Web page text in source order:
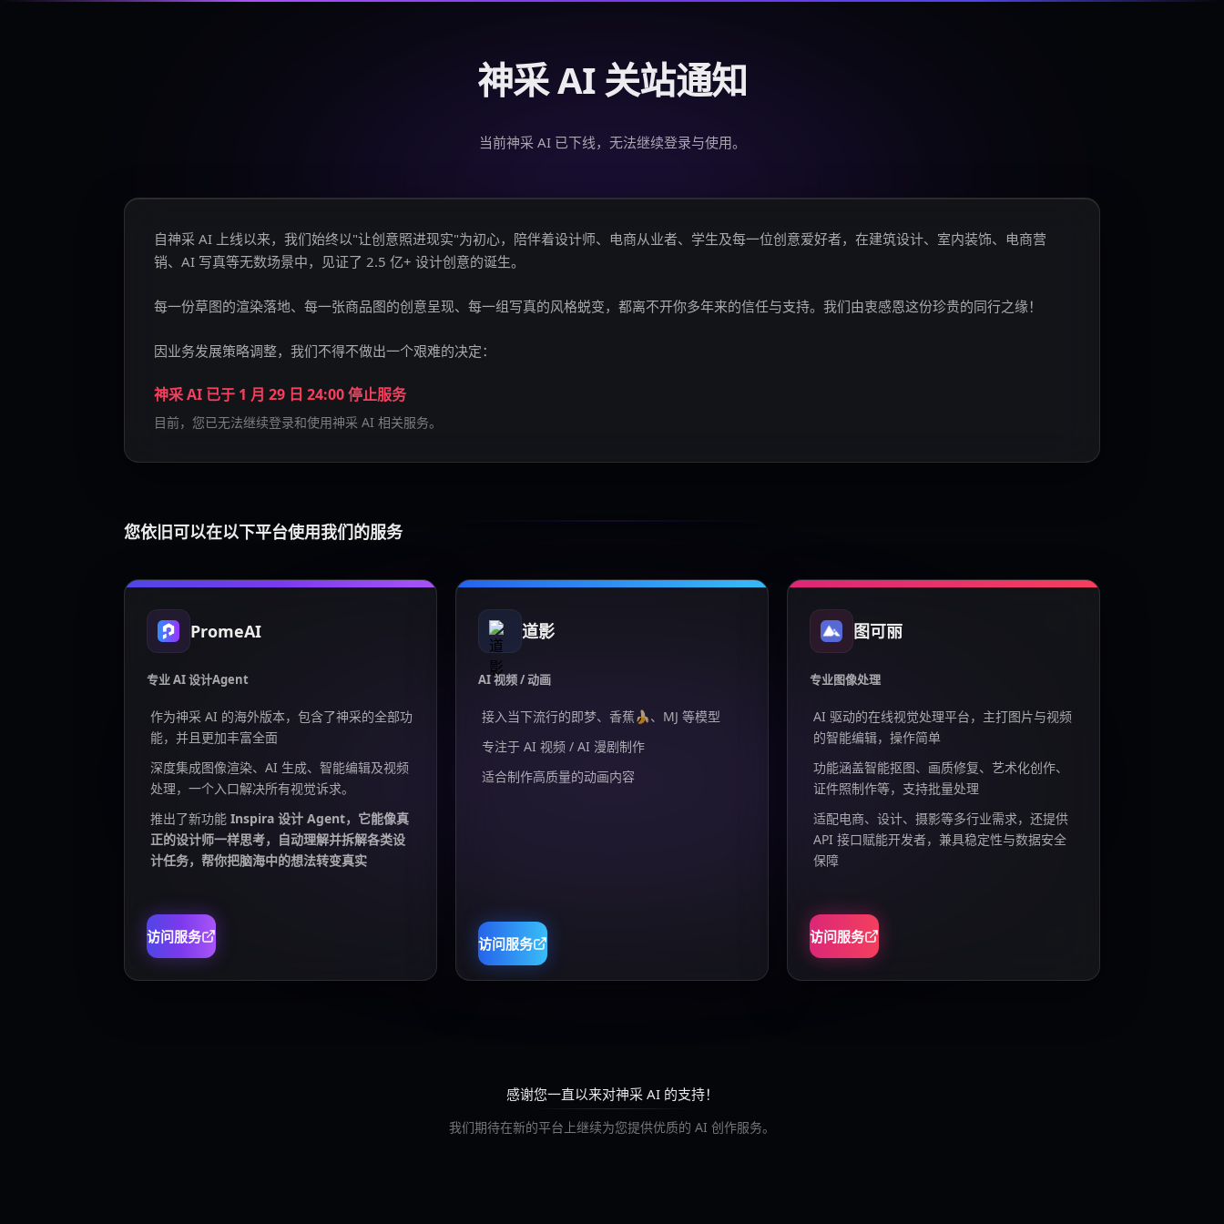
神采 AI 关站通知
当前神采 AI 已下线，无法继续登录与使用。
自神采 AI 上线以来，我们始终以"让创意照进现实"为初心，陪伴着设计师、电商从业者、学生及每一位创意爱好者，在建筑设计、室内装饰、电商营
销、AI 写真等无数场景中，见证了 2.5 亿+ 设计创意的诞生。
每一份草图的渲染落地、每一张商品图的创意呈现、每一组写真的风格蜕变，都离不开你多年来的信任与支持。我们由衷感恩这份珍贵的同行之缘！
因业务发展策略调整，我们不得不做出一个艰难的决定：
神采 AI 已于 1 月 29 日 24:00 停止服务
目前，您已无法继续登录和使用神采 AI 相关服务。
您依旧可以在以下平台使用我们的服务
PromeAI
专业 AI 设计Agent
作为神采 AI 的海外版本，包含了神采的全部功
能，并且更加丰富全面
深度集成图像渲染、AI 生成、智能编辑及视频
处理，一个入口解决所有视觉诉求。
推出了新功能 Inspira 设计 Agent，它能像真
正的设计师一样思考，自动理解并拆解各类设
计任务，帮你把脑海中的想法转变真实
访问服务
道影
AI 视频 / 动画
接入当下流行的即梦、香蕉🍌、MJ 等模型
专注于 AI 视频 / AI 漫剧制作
适合制作高质量的动画内容
访问服务
图可丽
专业图像处理
AI 驱动的在线视觉处理平台，主打图片与视频
的智能编辑，操作简单
功能涵盖智能抠图、画质修复、艺术化创作、
证件照制作等，支持批量处理
适配电商、设计、摄影等多行业需求，还提供
API 接口赋能开发者，兼具稳定性与数据安全
保障
访问服务
感谢您一直以来对神采 AI 的支持！
我们期待在新的平台上继续为您提供优质的 AI 创作服务。